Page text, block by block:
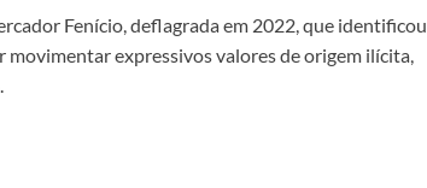
Fenício, deflagrada em 2022, que identificou
expressivos valores de origem ilícita,